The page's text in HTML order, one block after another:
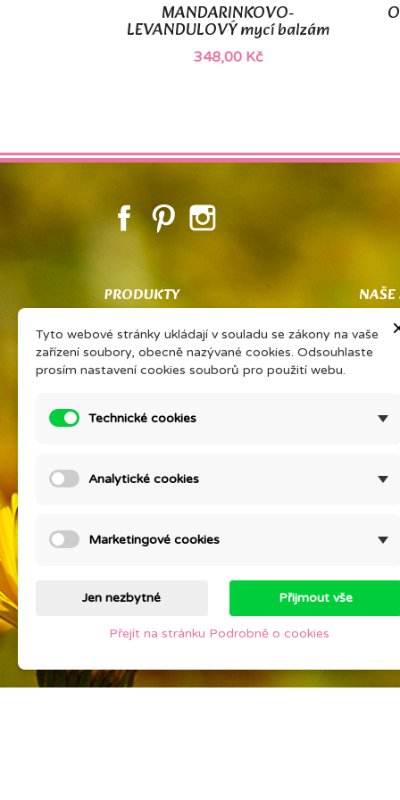
MANDARINKOVO-
LEVANDULOVÝ mycí balzám
348,00 Kč
Rychlý náhled
FacebookPinterest
PRODUKTY
Co znamená PSP
Vaše sdílené zkušenosti Vám získají
slevu na oblíbený výrobek
Prohlášení výrobce kosmetiky
Slevy
Tyto webové stránky ukládají v souladu se zákony na vaše
zařízení soubory, obecně nazývané cookies. Odsouhlaste
prosím nastavení cookies souborů pro použití webu.
Technické cookies
Analytické cookies
Marketingové cookies
Jen nezbytné Přijmout vše
Přejít na stránku Podrobně o cookies